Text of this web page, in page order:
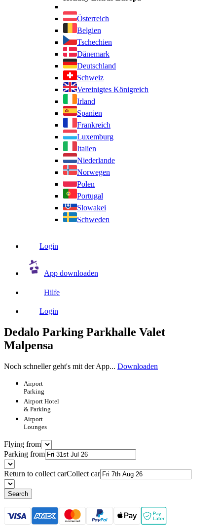
Österreich
Belgien
Tschechien
Dänemark
Deutschland
Schweiz
Vereinigtes Königreich
Irland
Spanien
Frankreich
Luxemburg
Italien
Niederlande
Norwegen
Polen
Portugal
Slowakei
Schweden
Login
App downloaden
Hilfe
Login
Dedalo Parking Parkhalle Valet
Malpensa
Noch schneller geht's mit der App... Downloaden
Airport
Parking
Airport Hotel
& Parking
Airport
Lounges
Flying from
Parking from
Return to collect carCollect car
Search